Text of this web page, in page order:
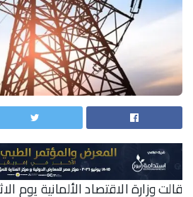
قالت وزارة الاقتصاد الألمانية يوم